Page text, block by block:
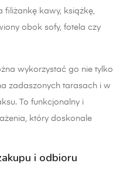
filiżankę kawy, książkę,
obok sofy, fotela czy
wykorzystać go nie tylko
zadaszonych tarasach i w
To funkcjonalny i
który doskonale
i odbioru